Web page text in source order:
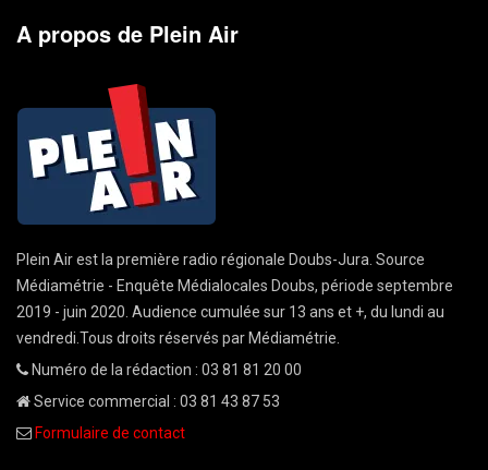
A propos de Plein Air
Plein Air est la première radio régionale Doubs-Jura. Source
Médiamétrie - Enquête Médialocales Doubs, période septembre
2019 - juin 2020. Audience cumulée sur 13 ans et +, du lundi au
vendredi.Tous droits réservés par Médiamétrie.
Numéro de la rédaction : 03 81 81 20 00
Service commercial : 03 81 43 87 53
Formulaire de contact